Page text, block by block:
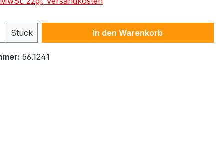
Anzahl: Gib den gewünschten Wert
Stück In den Warenkorb
56.1241